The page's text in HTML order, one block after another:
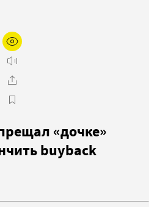
«дочке»
buyback